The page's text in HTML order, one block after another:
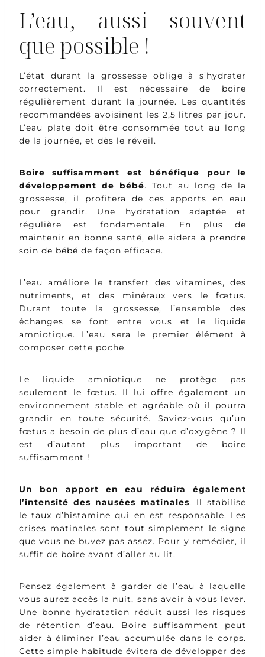
L’eau, aussi souvent
que possible !
L’état durant la grossesse oblige à s’hydrater
correctement. Il est nécessaire de boire
régulièrement durant la journée. Les quantités
recommandées avoisinent les 2,5 litres par jour.
L’eau plate doit être consommée tout au long
de la journée, et dès le réveil.
Boire suffisamment est bénéfique pour le
développement de bébé. Tout au long de la
grossesse, il profitera de ces apports en eau
pour grandir. Une hydratation adaptée et
régulière est fondamentale. En plus de
maintenir en bonne santé, elle aidera à prendre
soin de bébé de façon efficace.
L’eau améliore le transfert des vitamines, des
nutriments, et des minéraux vers le fœtus.
Durant toute la grossesse, l’ensemble des
échanges se font entre vous et le liquide
amniotique. L’eau sera le premier élément à
composer cette poche.
Le liquide amniotique ne protège pas
seulement le fœtus. Il lui offre également un
environnement stable et agréable où il pourra
grandir en toute sécurité. Saviez-vous qu’un
fœtus a besoin de plus d’eau que d’oxygène ? Il
est d’autant plus important de boire
suffisamment !
Un bon apport en eau réduira également
l’intensité des nausées matinales. Il stabilise
le taux d’histamine qui en est responsable. Les
crises matinales sont tout simplement le signe
que vous ne buvez pas assez. Pour y remédier, il
suffit de boire avant d’aller au lit.
Pensez également à garder de l’eau à laquelle
vous aurez accès la nuit, sans avoir à vous lever.
Une bonne hydratation réduit aussi les risques
de rétention d’eau. Boire suffisamment peut
aider à éliminer l’eau accumulée dans le corps.
Cette simple habitude évitera de développer des